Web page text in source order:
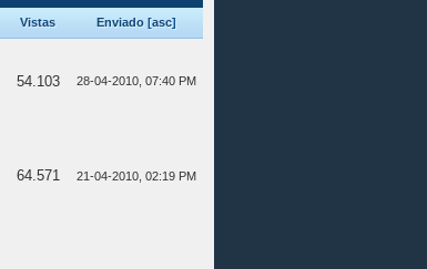
Vistas Enviado [asc]
54.103 28-04-2010, 07:40 PM
64.571 21-04-2010, 02:19 PM